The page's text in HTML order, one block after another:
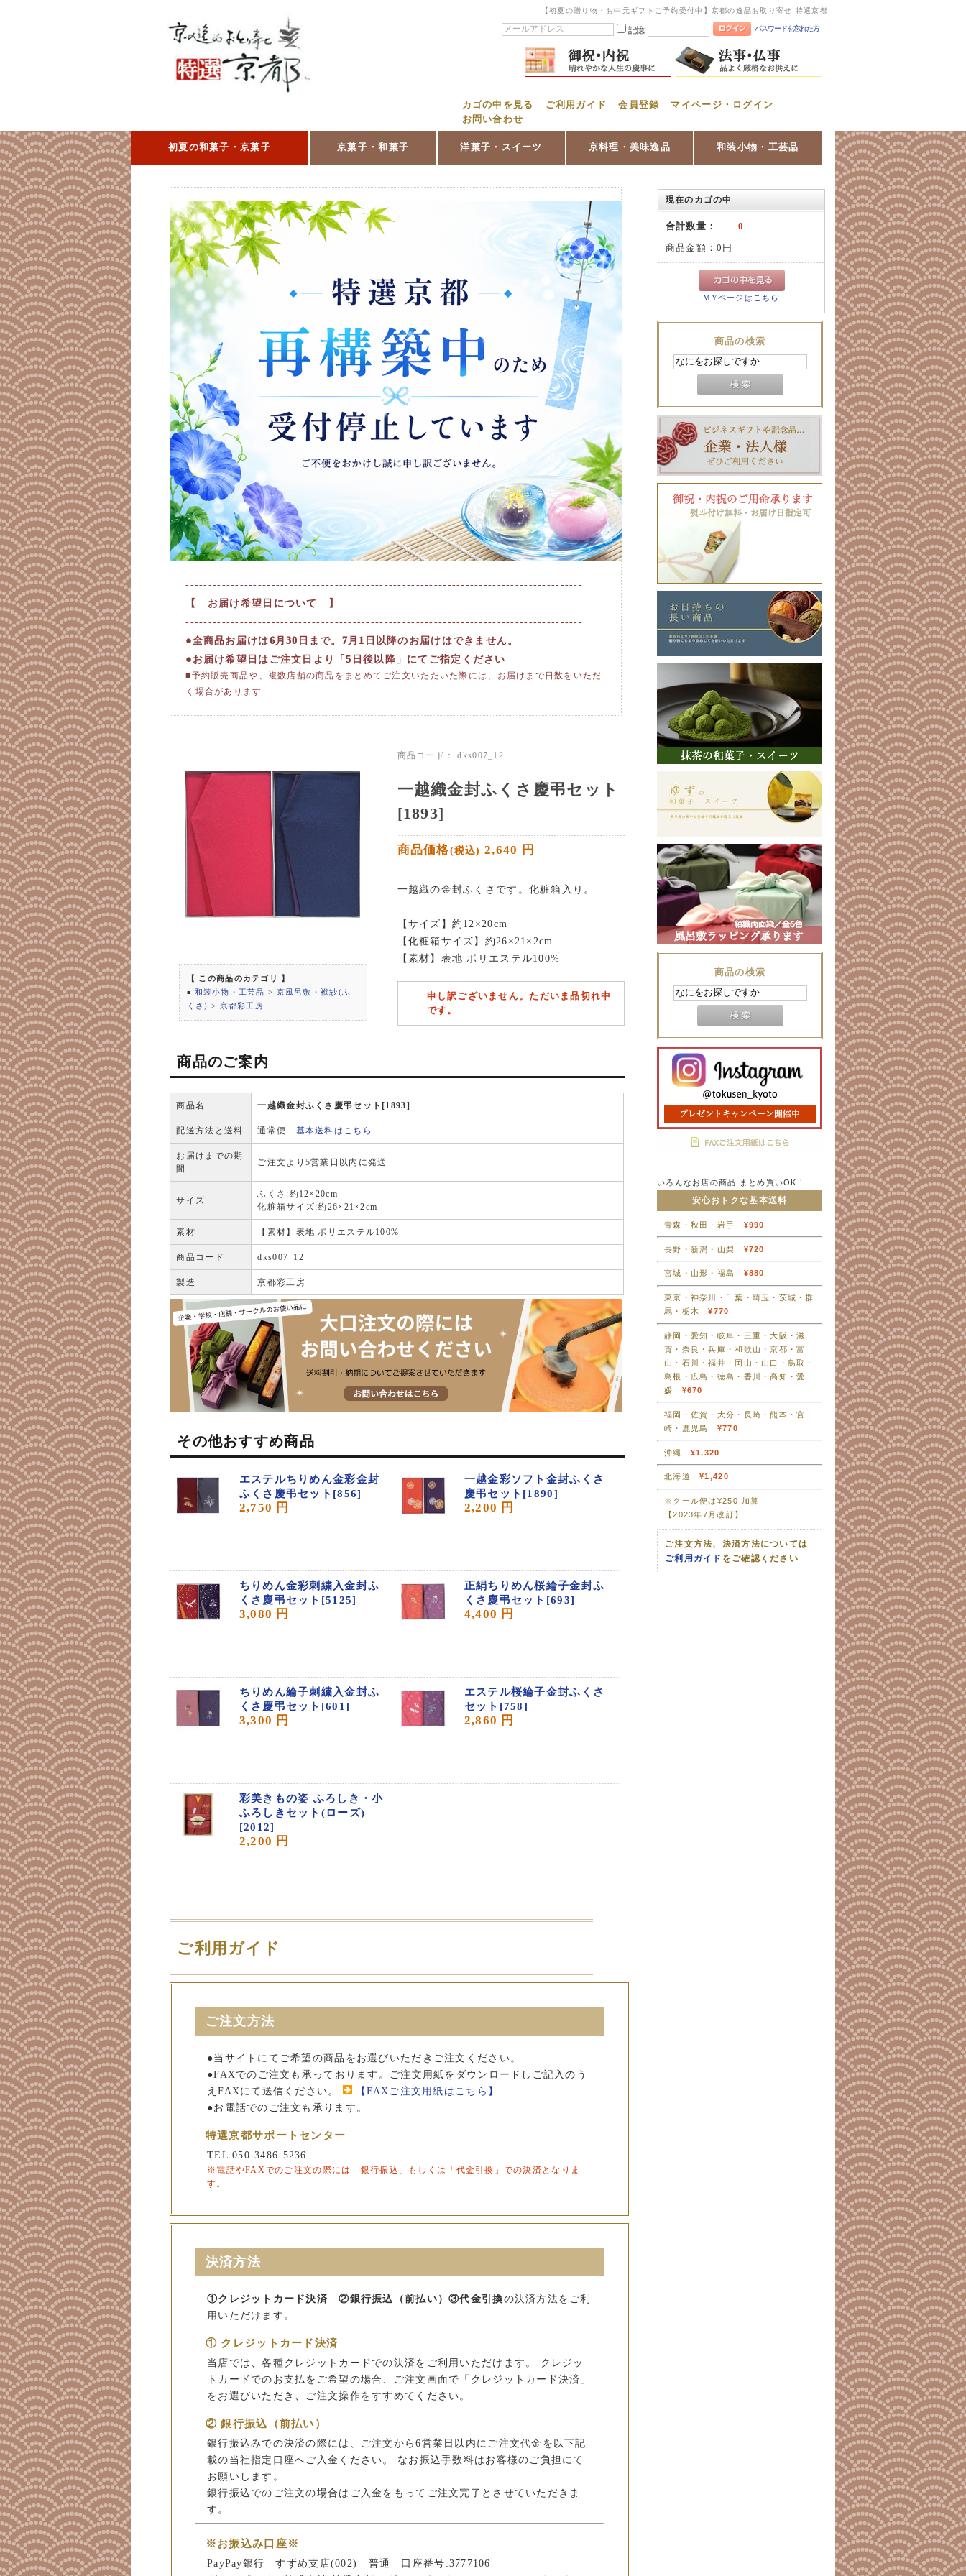
【初夏の贈り物・お中元ギフトご予約受付中】京都の逸品お取り寄せ 特選京都
記憶 パスワードを忘れた方
カゴの中を見る ご利用ガイド 会員登録
マイページ・ログイン
お問い合わせ
初夏の和菓子・京菓子 京菓子・和菓子 洋菓子・スイーツ 京料理・美味逸品 和装小物・工芸品
----------------------------------------------------------------------------------------
【 お届け希望日について 】
----------------------------------------------------------------------------------------
●全商品お届けは6月30日まで。7月1日以降のお届けはできません。
●お届け希望日はご注文日より「5日後以降」にてご指定ください
■予約販売商品や、複数店舗の商品をまとめてご注文いただいた際には、お届けまで日数をいただ
く場合があります
【 この商品のカテゴリ 】
■ 和装小物・工芸品 > 京風呂敷・袱紗(ふ
くさ) > 京都彩工房
商品コード： dks007_12
一越織金封ふくさ慶弔セット
[1893]
商品価格(税込) 2,640 円
一越織の金封ふくさです。化粧箱入り。
【サイズ】約12×20cm
【化粧箱サイズ】約26×21×2cm
【素材】表地 ポリエステル100%
申し訳ございません。ただいま品切れ中
です。
商品のご案内
商品名 一越織金封ふくさ慶弔セット[1893]
配送方法と送料 通常便 基本送料はこちら
お届けまでの期
間
ご注文より5営業日以内に発送
サイズ
ふくさ:約12×20cm
化粧箱サイズ:約26×21×2cm
素材 【素材】表地 ポリエステル100%
商品コード dks007_12
製造 京都彩工房
その他おすすめ商品
エステルちりめん金彩金封
ふくさ慶弔セット[856]
2,750 円
一越金彩ソフト金封ふくさ
慶弔セット[1890]
2,200 円
ちりめん金彩刺繍入金封ふ
くさ慶弔セット[5125]
3,080 円
正絹ちりめん桜綸子金封ふ
くさ慶弔セット[693]
4,400 円
ちりめん綸子刺繍入金封ふ
くさ慶弔セット[601]
3,300 円
エステル桜綸子金封ふくさ
セット[758]
2,860 円
彩美きもの姿 ふろしき・小
ふろしきセット(ローズ)
[2012]
2,200 円
ご利用ガイド
ご注文方法
●当サイトにてご希望の商品をお選びいただきご注文ください。
●FAXでのご注文も承っております。ご注文用紙をダウンロードしご記入のう
えFAXにて送信ください。
【FAXご注文用紙はこちら】
●お電話でのご注文も承ります。
特選京都サポートセンター
TEL 050-3486-5236
※電話やFAXでのご注文の際には「銀行振込」もしくは「代金引換」での決済となりま
す。
決済方法
①クレジットカード決済 ②銀行振込（前払い）③代金引換の決済方法をご利
用いただけます。
① クレジットカード決済
当店では、各種クレジットカードでの決済をご利用いただけます。 クレジッ
トカードでのお支払をご希望の場合、ご注文画面で「クレジットカード決済」
をお選びいただき、ご注文操作をすすめてください。
② 銀行振込（前払い）
銀行振込みでの決済の際には、ご注文から6営業日以内にご注文代金を以下記
載の当社指定口座へご入金ください。 なお振込手数料はお客様のご負担にて
お願いします。
銀行振込でのご注文の場合はご入金をもってご注文完了とさせていただきま
す。
※お振込み口座※
PayPay銀行 すずめ支店(002) 普通 口座番号:3777106
現在のカゴの中
合計数量： 0
商品金額：0円
MYページはこちら
商品の検索
商品の検索
いろんなお店の商品 まとめ買いOK！
安心おトクな基本送料
青森・秋田・岩手 ¥990
長野・新潟・山梨 ¥720
宮城・山形・福島 ¥880
東京・神奈川・千葉・埼玉・茨城・群
馬・栃木¥770
静岡・愛知・岐阜・三重・大阪・滋
賀・奈良・兵庫・和歌山・京都・富
山・石川・福井・岡山・山口・鳥取・
島根・広島・徳島・香川・高知・愛
媛 ¥670
福岡・佐賀・大分・長崎・熊本・宮
崎・鹿児島 ¥770
沖縄 ¥1,320
北海道¥1,420
※クール便は¥250-加算
【2023年7月改訂】
ご注文方法、決済方法については
ご利用ガイド をご確認ください